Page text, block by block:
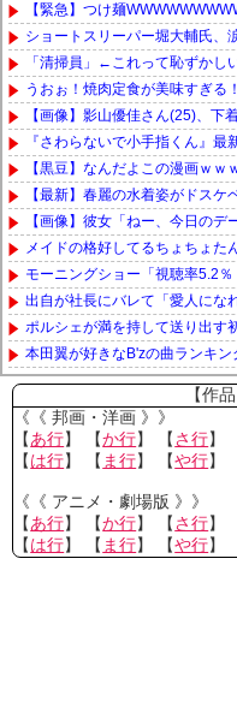
【緊急】つけ麺
ショートスリーパー堀大輔氏、
「清掃員」←これって恥ずかし
うおぉ！焼肉定食が美味すぎる
【画像】影山優佳さん(25)、下
『さわらないで小手指くん』
【黒豆】なんだよこの漫画ｗｗ
【最新】春麗の水着姿がドス
【画像】彼女「ねー、今日のデ
メイドの格好してるちょちょた
モーニングショー「視聴率5.2
出自が社長にバレて「愛人にな
ポルシェが満を持して送り出す
本田翼が好きなB'zの曲ランキ
Powered by livedoor 相互RSS
【作
《《 邦画・洋画 》》
【あ行】 【か行】 【さ行】
【は行】 【 ま行】 【や行】
《《 アニメ・劇場版 》》
【あ行】 【か行】 【さ行】
【は行】 【 ま行】 【や行】